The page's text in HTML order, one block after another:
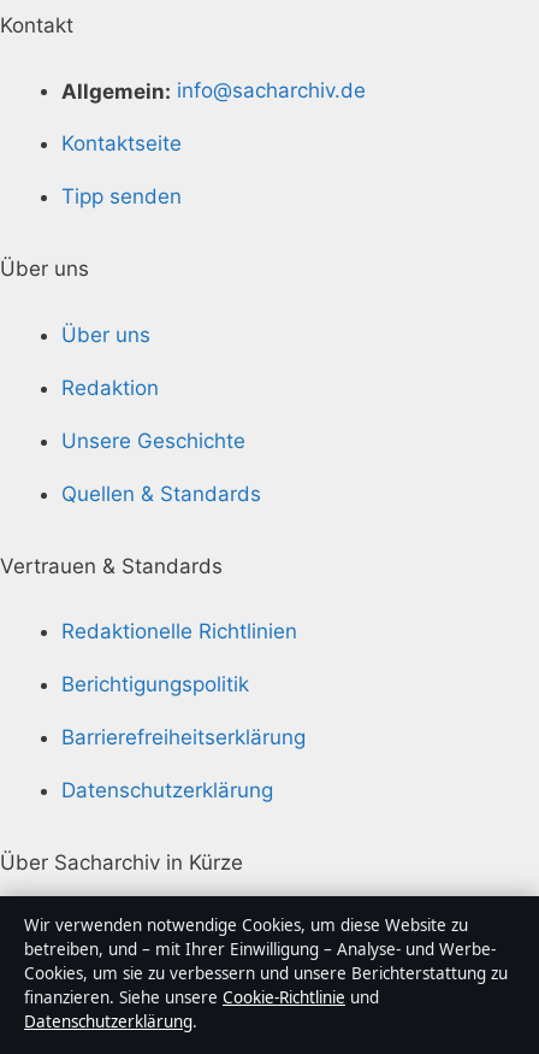
Kontakt
Allgemein: info@sacharchiv.de
Kontaktseite
Tipp senden
Über uns
Über uns
Redaktion
Unsere Geschichte
Quellen & Standards
Vertrauen & Standards
Redaktionelle Richtlinien
Berichtigungspolitik
Barrierefreiheitserklärung
Datenschutzerklärung
Über Sacharchiv in Kürze
Sacharchiv ist ein unabhängiger digitaler
Nachrichtenanbieter mit Fokus auf Politik, Wirtschaft,
Technik und Gesellschaft in Deutschland. Jeder Artikel
trägt eine Byline, wird von einem Redakteur geprüft
und vor der Veröffentlichung faktengecheckt.
Wir verwenden notwendige Cookies, um diese Website zu
betreiben, und – mit Ihrer Einwilligung – Analyse- und Werbe-
Cookies, um sie zu verbessern und unsere Berichterstattung zu
finanzieren. Siehe unsere Cookie-Richtlinie und
Datenschutzerklärung.